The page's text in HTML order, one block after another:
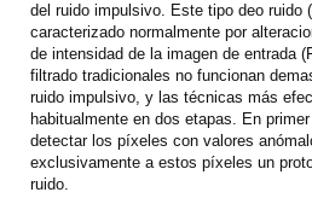
del ruido impulsivo. Este tipo deo ruido
caracterizado normalmente por
de intensidad de la imagen de entrada
filtrado tradicionales no funcionan
ruido impulsivo, y las técnicas más
habitualmente en dos etapas. En
detectar los píxeles con valores
exclusivamente a estos píxeles un
ruido.